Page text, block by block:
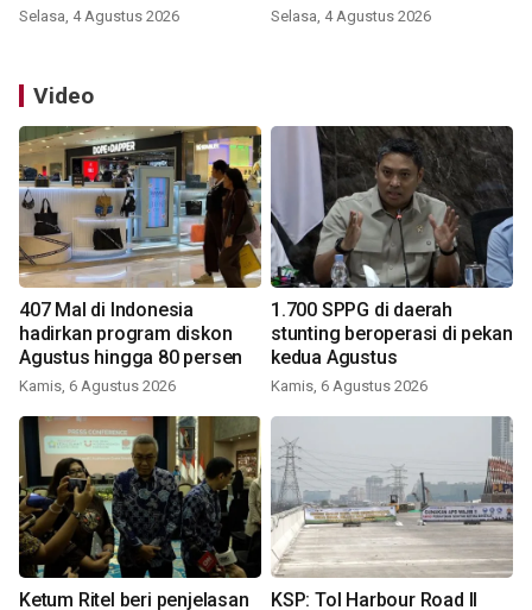
Selasa, 4 Agustus 2026 Selasa, 4 Agustus 2026
Video
407 Mal di Indonesia
hadirkan program diskon
Agustus hingga 80 persen
Kamis, 6 Agustus 2026
1.700 SPPG di daerah
stunting beroperasi di pekan
kedua Agustus
Kamis, 6 Agustus 2026
Ketum Ritel beri penjelasan
KSP: Tol Harbour Road II